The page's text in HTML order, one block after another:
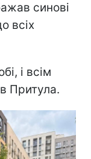
синові
всіх
і всім
Притула.